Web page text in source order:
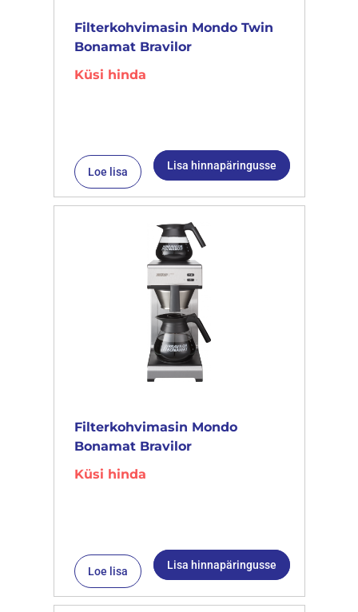
Filterkohvimasin Mondo Twin
Bonamat Bravilor
Küsi hinda
Loe lisa Lisa hinnapäringusse
Filterkohvimasin Mondo
Bonamat Bravilor
Küsi hinda
Loe lisa Lisa hinnapäringusse